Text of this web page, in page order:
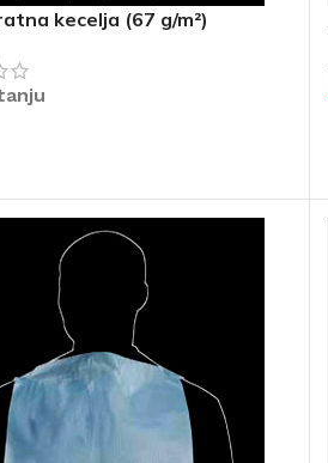
kecelja (67 g/m²)